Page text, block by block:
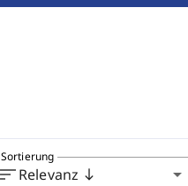
sortRelevanz south arrow_drop_down
Sortierung